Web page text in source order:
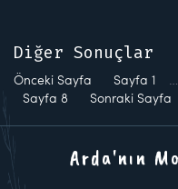
Diğer Sonuçlar
Önceki Sayfa Sayfa 1 …
Sayfa 8 Sonraki Sayfa
Arda'nın